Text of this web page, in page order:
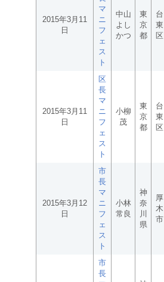
2015年3月11
日
マ
ニ
フ
ェ
ス
ト
中山
よし
かつ
東
京
都
台
東
区
2015年3月11
日
区
長
マ
ニ
フ
ェ
ス
ト
小柳
茂
東
京
都
台
東
区
2015年3月12
日
市
長
マ
ニ
フ
ェ
ス
ト
小林
常良
神
奈
川
県
厚
木
市
市
長